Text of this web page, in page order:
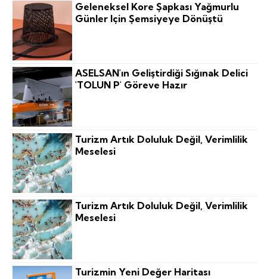
Geleneksel Kore Şapkası Yağmurlu
Günler Için Şemsiyeye Dönüştü
ASELSAN'ın Geliştirdiği Sığınak Delici
'TOLUN P' Göreve Hazır
Turizm Artık Doluluk Değil, Verimlilik
Meselesi
Turizm Artık Doluluk Değil, Verimlilik
Meselesi
Turizmin Yeni Değer Haritası